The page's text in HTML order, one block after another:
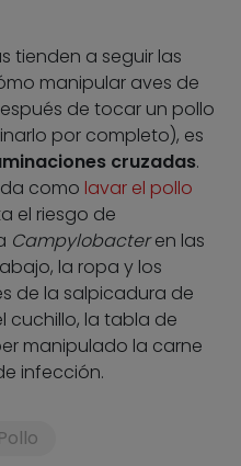
tienden a seguir las
manipular aves de
de tocar un pollo
por completo), es
cruzadas.
como lavar el pollo
el riesgo de
Campylobacteren las
la ropa y los
de la salpicadura de
cuchillo, la tabla de
manipulado la carne
infección.
Pollo